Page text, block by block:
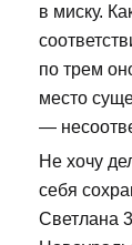
в миску.
по трем
место
—
Не хочу
себя
Светлана